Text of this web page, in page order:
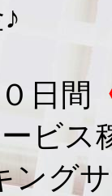
日間
ビ
ング